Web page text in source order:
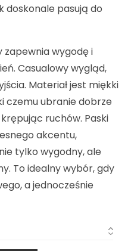
doskonale pasują do
zapewnia wygodę i
Casualowy wygląd,
Materiał jest miękki
czemu ubranie dobrze
ruchów. Paski
akcentu,
tylko wygodny, ale
To idealny wybór, gdy
a jednocześnie